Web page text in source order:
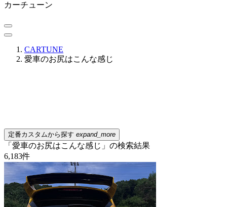
カーチューン
CARTUNE
愛車のお尻はこんな感じ
定番カスタムから探す expand_more
「愛車のお尻はこんな感じ」の検索結果
6,183件